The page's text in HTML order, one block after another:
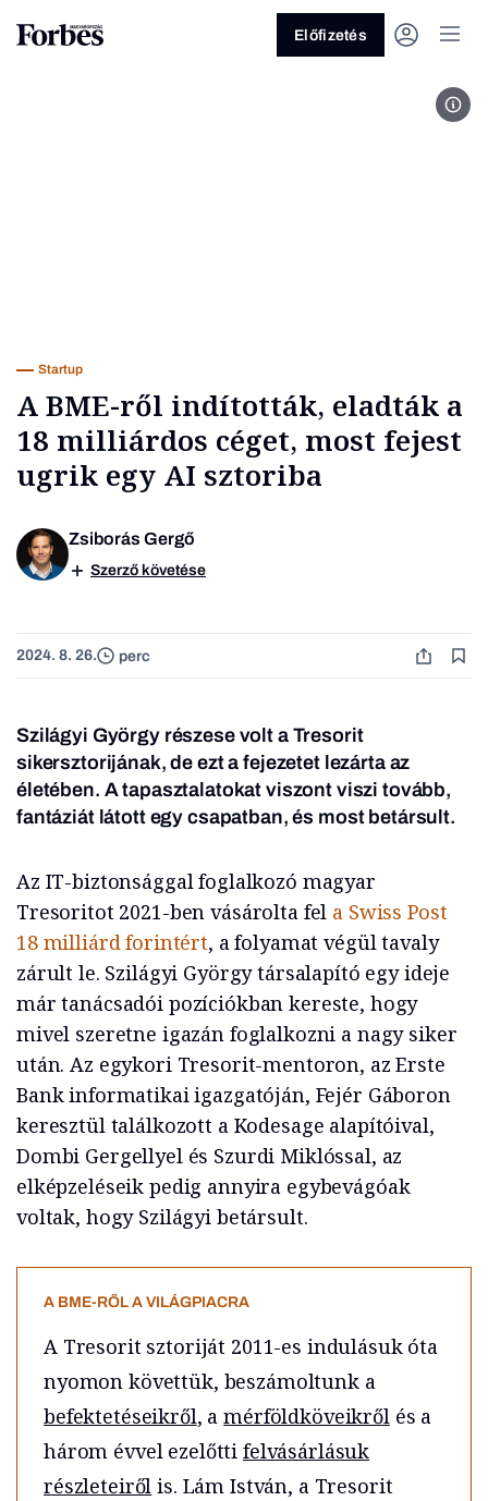
Előfizetés
Startup
A BME-ről indították, eladták a
18 milliárdos céget, most fejest
ugrik egy AI sztoriba
Zsiborás Gergő
Szerző követése
2024. 8. 26. perc
Szilágyi György részese volt a Tresorit
sikersztorijának, de ezt a fejezetet lezárta az
életében. A tapasztalatokat viszont viszi tovább,
fantáziát látott egy csapatban, és most betársult.
Az IT-biztonsággal foglalkozó magyar
Tresoritot 2021-ben vásárolta fel a Swiss Post
18 milliárd forintért, a folyamat végül tavaly
zárult le. Szilágyi György társalapító egy ideje
már tanácsadói pozíciókban kereste, hogy
mivel szeretne igazán foglalkozni a nagy siker
után. Az egykori Tresorit-mentoron, az Erste
Bank informatikai igazgatóján, Fejér Gáboron
keresztül találkozott a Kodesage alapítóival,
Dombi Gergellyel és Szurdi Miklóssal, az
elképzeléseik pedig annyira egybevágóak
voltak, hogy Szilágyi betársult.
A BME-RŐL A VILÁGPIACRA
A Tresorit sztoriját 2011-es indulásuk óta
nyomon követtük, beszámoltunk a
befektetéseikről, amérföldköveikrőlés a
három évvel ezelőtti felvásárlásuk
részleteiről is. Lám István, a Tresorit